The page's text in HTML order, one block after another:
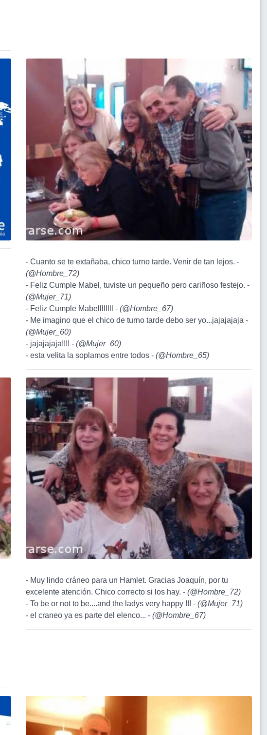
- Cuanto se te extañaba, chico turno tarde. Venir de tan lejos. -
(@Hombre_72)
- Feliz Cumple Mabel, tuviste un pequeño pero cariñoso festejo. -
(@Mujer_71)
- Feliz Cumple Mabellllllll - (@Hombre_67)
- Me imagino que el chico de turno tarde debo ser yo...jajajajaja -
(@Mujer_60)
- jajajajaja!!!! - (@Mujer_60)
- esta velita la soplamos entre todos - (@Hombre_65)
- Muy lindo cráneo para un Hamlet. Gracias Joaquín, por tu
excelente atención. Chico correcto si los hay. - (@Hombre_72)
- To be or not to be....and the ladys very happy !!! - (@Mujer_71)
- el craneo ya es parte del elenco... - (@Hombre_67)